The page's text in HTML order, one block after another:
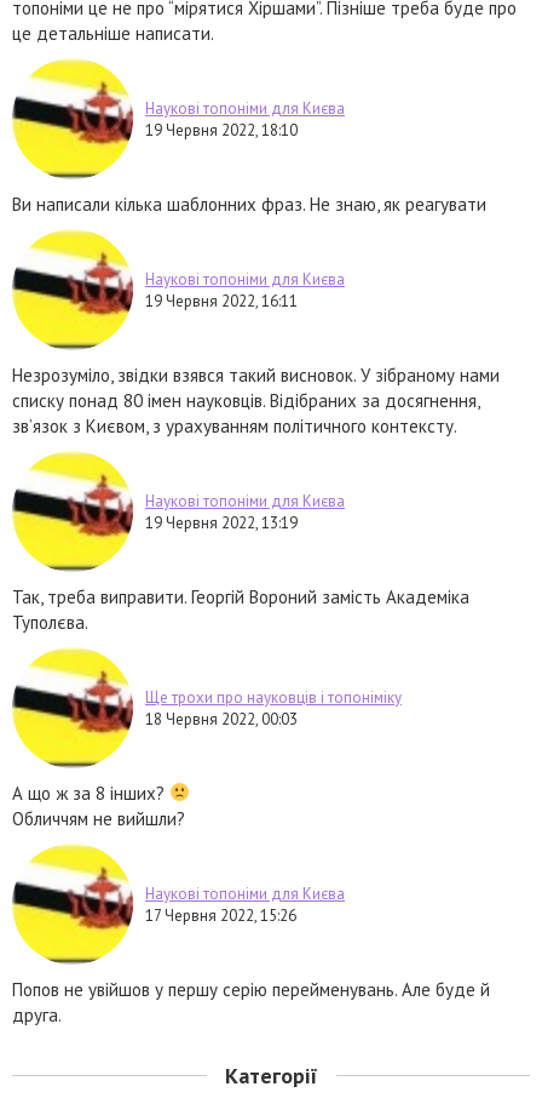
топоніми це не про “мірятися Хіршами”. Пізніше треба буде про
це детальніше написати.
Наукові топоніми для Києва
19 Червня 2022, 18:10
Ви написали кілька шаблонних фраз. Не знаю, як реагувати
Наукові топоніми для Києва
19 Червня 2022, 16:11
Незрозуміло, звідки взявся такий висновок. У зібраному нами
списку понад 80 імен науковців. Відібраних за досягнення,
зв’язок з Києвом, з урахуванням політичного контексту.
Наукові топоніми для Києва
19 Червня 2022, 13:19
Так, треба виправити. Георгій Вороний замість Академіка
Туполєва.
Ще трохи про науковців і топоніміку
18 Червня 2022, 00:03
А що ж за 8 інших?
Обличчям не вийшли?
Наукові топоніми для Києва
17 Червня 2022, 15:26
Попов не увійшов у першу серію перейменувань. Але буде й
друга.
Категорії